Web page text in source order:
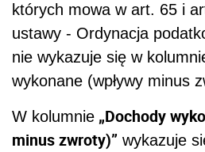
których mowa w art. 65 i
ustawy - Ordynacja
nie wykazuje się w
wykonane (wpływy minus
W kolumnie „Dochody
minus zwroty)” wykazuje